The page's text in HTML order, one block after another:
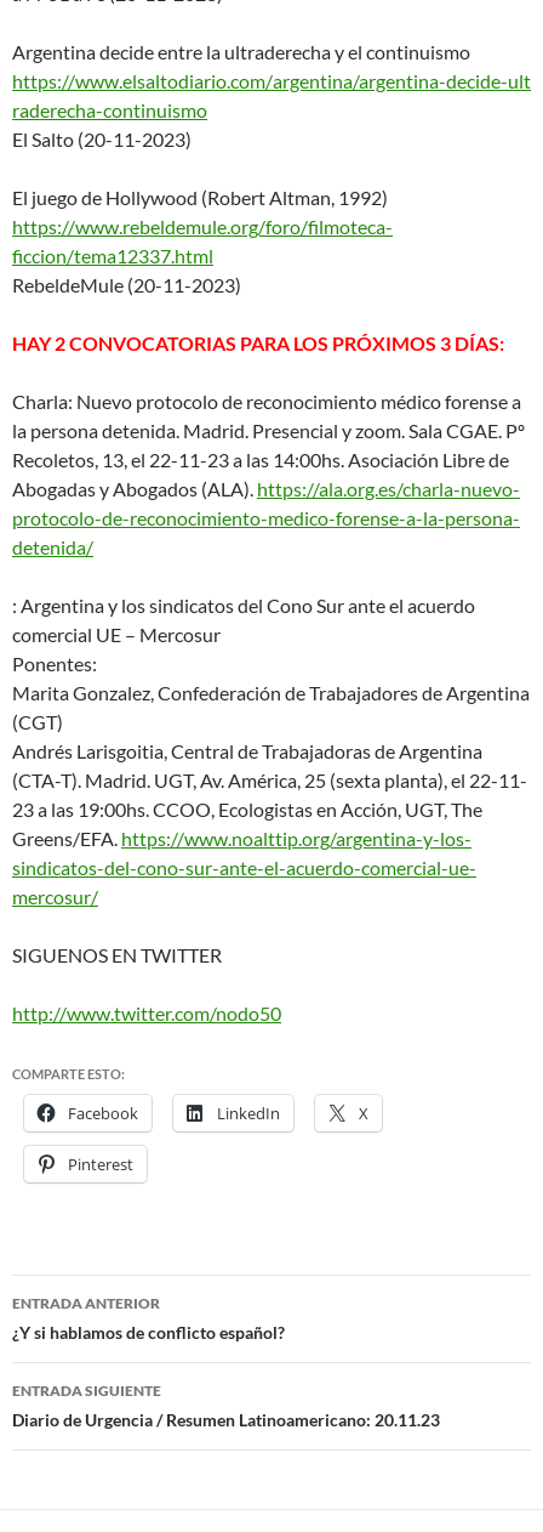
Argentina decide entre la ultraderecha y el continuismo
https://www.elsaltodiario.com/argentina/argentina-decide-ult
raderecha-continuismo
El Salto (20-11-2023)
El juego de Hollywood (Robert Altman, 1992)
https://www.rebeldemule.org/foro/filmoteca-
ficcion/tema12337.html
RebeldeMule (20-11-2023)
HAY 2 CONVOCATORIAS PARA LOS PRÓXIMOS 3 DÍAS:
Charla: Nuevo protocolo de reconocimiento médico forense a
la persona detenida. Madrid. Presencial y zoom. Sala CGAE. Pº
Recoletos, 13, el 22-11-23 a las 14:00hs. Asociación Libre de
Abogadas y Abogados (ALA). https://ala.org.es/charla-nuevo-
protocolo-de-reconocimiento-medico-forense-a-la-persona-
detenida/
: Argentina y los sindicatos del Cono Sur ante el acuerdo
comercial UE – Mercosur
Ponentes:
Marita Gonzalez, Confederación de Trabajadores de Argentina
(CGT)
Andrés Larisgoitia, Central de Trabajadoras de Argentina
(CTA-T). Madrid. UGT, Av. América, 25 (sexta planta), el 22-11-
23 a las 19:00hs. CCOO, Ecologistas en Acción, UGT, The
Greens/EFA. https://www.noalttip.org/argentina-y-los-
sindicatos-del-cono-sur-ante-el-acuerdo-comercial-ue-
mercosur/
SIGUENOS EN TWITTER
http://www.twitter.com/nodo50
COMPARTE ESTO:
Facebook LinkedIn X
Pinterest
Navegación
de
entradas
ENTRADA ANTERIOR
¿Y si hablamos de conflicto español?
ENTRADA SIGUIENTE
Diario de Urgencia / Resumen Latinoamericano: 20.11.23